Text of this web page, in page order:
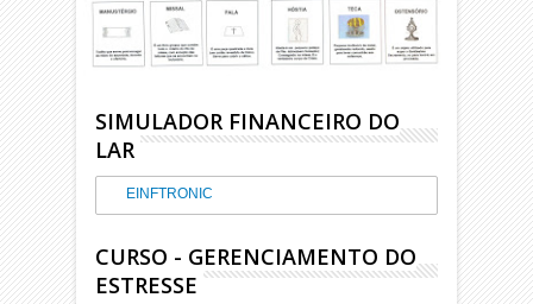
SIMULADOR FINANCEIRO DO
LAR
EINFTRONIC
CURSO - GERENCIAMENTO DO
ESTRESSE